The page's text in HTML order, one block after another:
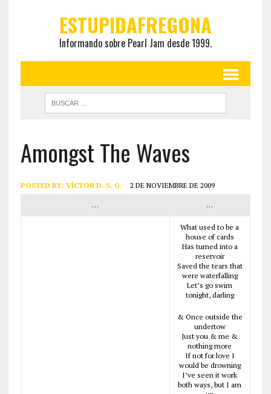
ESTUPIDAFREGONA
Informando sobre Pearl Jam desde 1999.
Amongst The Waves
POSTED BY: VÍCTOR D. S. G. 2 DE NOVIEMBRE DE 2009
… …
What used to be a
house of cards
Has turned into a
reservoir
Saved the tears that
were waterfalling
Let’s go swim
tonight, darling
& Once outside the
undertow
Just you & me &
nothing more
If not for love I
would be drowning
I’ve seen it work
both ways, but I am